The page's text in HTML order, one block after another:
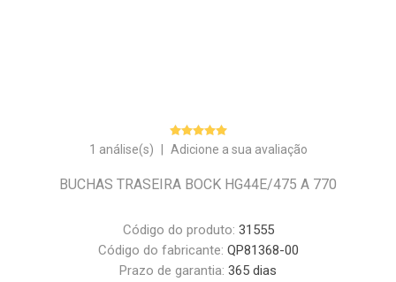
1 análise(s) Adicione a sua avaliação
BUCHAS TRASEIRA BOCK HG44E/475 A 770
Código do produto: 31555
Código do fabricante: QP81368-00
Prazo de garantia: 365 dias